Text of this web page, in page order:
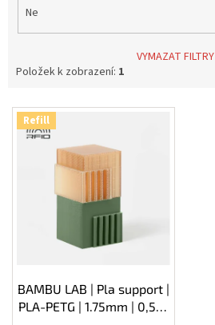
Ne
VYMAZAT FILTRY
Položek k zobrazení: 1
V Refill
BAMBU LAB | Pla support |
PLA-PETG | 1.75mm | 0,5kg